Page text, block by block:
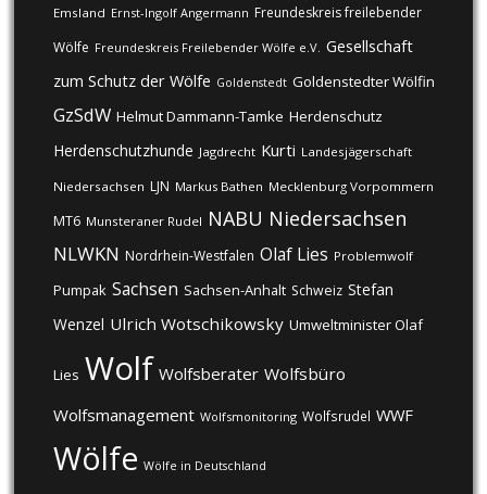
Emsland Ernst-Ingolf Angermann Freundeskreis freilebender
Wölfe Freundeskreis Freilebender Wölfe e.V. Gesellschaft
zum Schutz der Wölfe Goldenstedt Goldenstedter Wölfin
GzSdW Helmut Dammann-Tamke Herdenschutz
Herdenschutzhunde Jagdrecht Kurti Landesjägerschaft
Niedersachsen LJN Markus Bathen Mecklenburg Vorpommern
MT6 Munsteraner Rudel NABU Niedersachsen
NLWKN Nordrhein-Westfalen Olaf Lies Problemwolf
Pumpak Sachsen Sachsen-Anhalt Schweiz Stefan
Wenzel Ulrich Wotschikowsky Umweltminister Olaf
Lies Wolf Wolfsberater Wolfsbüro
Wolfsmanagement Wolfsmonitoring Wolfsrudel WWF
Wölfe Wölfe in Deutschland